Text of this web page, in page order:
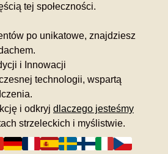
tej społeczności.
po unikatowe, znajdziesz
i Innowacji
technologii, wspartą
i odkryj dlaczego jesteśmy
strzeleckich i myślistwie.